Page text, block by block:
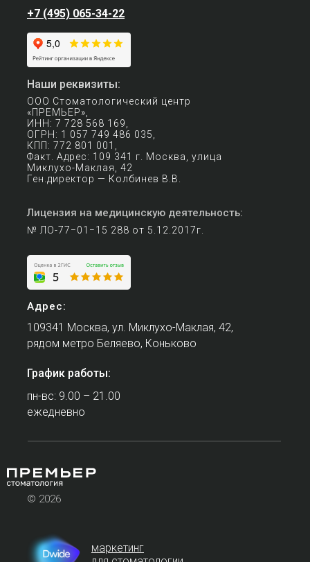
Лицензия на медицинскую деятельность:
№ ЛО-77−01−15 288 от 5.12.2017г.
ООО Стоматологический центр
«ПРЕМЬЕР»,
ИНН: 7 728 568 169,
ОГРН: 1 057 749 486 035,
КПП: 772 801 001,
Факт. Адрес: 109 341 г. Москва, улица
Миклухо-Маклая, 42
Ген.директор — Колбинев В.В.
Адрес:
маркетинг
+7 (495) 065-34-22
Наши реквизиты:
109341 Москва, ул. Миклухо-Маклая, 42,
рядом метро Беляево, Коньково
График работы:
пн-вс: 9.00 – 21.00
ежедневно
© 2026